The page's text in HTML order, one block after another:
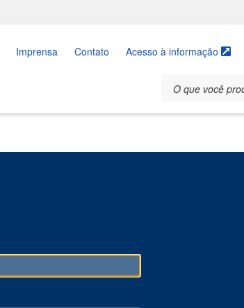
Imprensa Contato Acesso à informação